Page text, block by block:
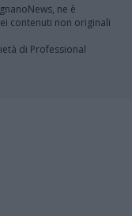
ne è
contenuti non originali
di Professional